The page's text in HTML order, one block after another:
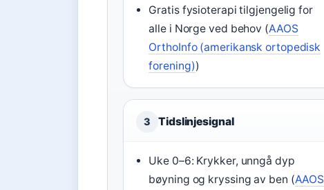
Gratis fysioterapi tilgjengelig for
alle i Norge ved behov (AAOS
OrthoInfo (amerikansk ortopedisk
forening))
3 Tidslinjesignal
Uke 0–6: Krykker, unngå dyp
bøyning og kryssing av ben (AAOS